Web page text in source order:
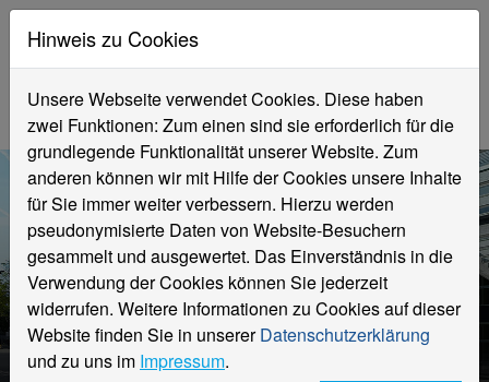
Aktuelle Meldungen
Hochschule Niederrhein
Hinweis zu Cookies
Unsere Webseite verwendet Cookies. Diese haben
zwei Funktionen: Zum einen sind sie erforderlich für die
grundlegende Funktionalität unserer Website. Zum
anderen können wir mit Hilfe der Cookies unsere Inhalte
für Sie immer weiter verbessern. Hierzu werden
pseudonymisierte Daten von Website-Besuchern
gesammelt und ausgewertet. Das Einverständnis in die
Verwendung der Cookies können Sie jederzeit
widerrufen. Weitere Informationen zu Cookies auf dieser
Website finden Sie in unsererDatenschutzerklärung
und zu uns im Impressum.